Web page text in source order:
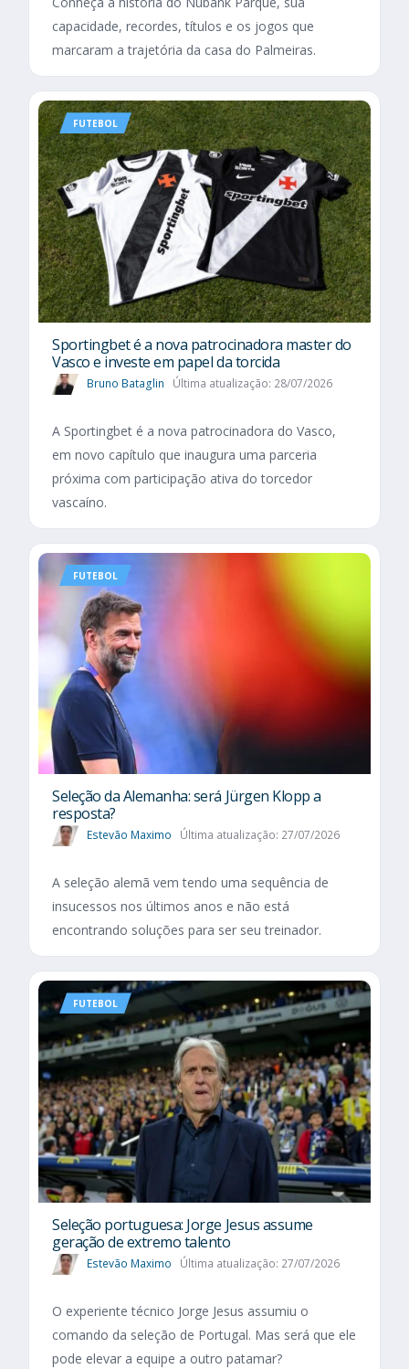
capacidade, recordes, títulos e os jogos que
marcaram a trajetória da casa do Palmeiras.
FUTEBOL
Sportingbet é a nova patrocinadora master do
Vasco e investe em papel da torcida
Bruno Bataglin Última atualização: 28/07/2026
A Sportingbet é a nova patrocinadora do Vasco,
em novo capítulo que inaugura uma parceria
próxima com participação ativa do torcedor
vascaíno.
FUTEBOL
Seleção da Alemanha: será Jürgen Klopp a
resposta?
Estevão Maximo Última atualização: 27/07/2026
A seleção alemã vem tendo uma sequência de
insucessos nos últimos anos e não está
encontrando soluções para ser seu treinador.
FUTEBOL
Seleção portuguesa: Jorge Jesus assume
geração de extremo talento
Estevão Maximo Última atualização: 27/07/2026
O experiente técnico Jorge Jesus assumiu o
comando da seleção de Portugal. Mas será que ele
pode elevar a equipe a outro patamar?